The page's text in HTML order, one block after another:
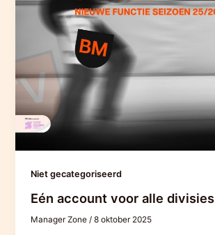
Niet gecategoriseerd
Eén account voor alle divisies
Manager Zone/8 oktober 2025